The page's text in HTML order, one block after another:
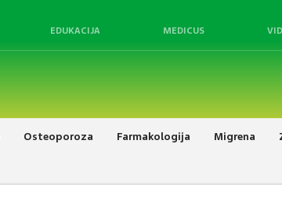
EDUKACIJA MEDICUS
Osteoporoza Farmakologija Migrena